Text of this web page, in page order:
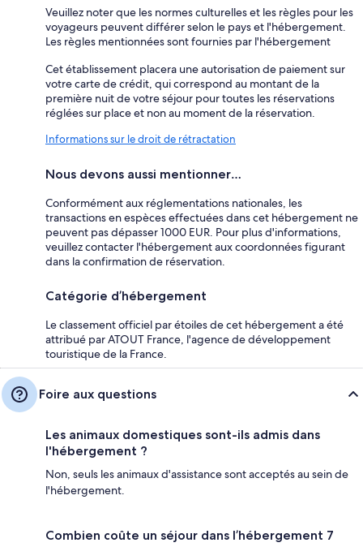
Veuillez noter que les normes culturelles et les règles pour les
voyageurs peuvent différer selon le pays et l'hébergement.
Les règles mentionnées sont fournies par l'hébergement
Cet établissement placera une autorisation de paiement sur
votre carte de crédit, qui correspond au montant de la
première nuit de votre séjour pour toutes les réservations
réglées sur place et non au moment de la réservation.
Informations sur le droit de rétractation
Nous devons aussi mentionner…
Conformément aux réglementations nationales, les
transactions en espèces effectuées dans cet hébergement ne
peuvent pas dépasser 1000 EUR. Pour plus d'informations,
veuillez contacter l'hébergement aux coordonnées figurant
dans la confirmation de réservation.
Catégorie d’hébergement
Le classement officiel par étoiles de cet hébergement a été
attribué par ATOUT France, l'agence de développement
touristique de la France.
Foire aux questions
Les animaux domestiques sont-ils admis dans
l'hébergement ?
Non, seuls les animaux d'assistance sont acceptés au sein de
l'hébergement.
Combien coûte un séjour dans l’hébergement 7